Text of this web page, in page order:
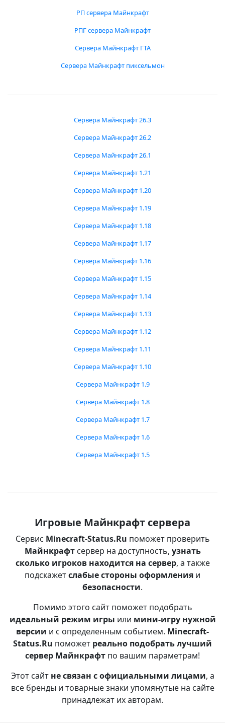
РП сервера Майнкрафт
РПГ сервера Майнкрафт
Сервера Майнкрафт ГТА
Сервера Майнкрафт пиксельмон
Сервера Майнкрафт 26.3
Сервера Майнкрафт 26.2
Сервера Майнкрафт 26.1
Сервера Майнкрафт 1.21
Сервера Майнкрафт 1.20
Сервера Майнкрафт 1.19
Сервера Майнкрафт 1.18
Сервера Майнкрафт 1.17
Сервера Майнкрафт 1.16
Сервера Майнкрафт 1.15
Сервера Майнкрафт 1.14
Сервера Майнкрафт 1.13
Сервера Майнкрафт 1.12
Сервера Майнкрафт 1.11
Сервера Майнкрафт 1.10
Сервера Майнкрафт 1.9
Сервера Майнкрафт 1.8
Сервера Майнкрафт 1.7
Сервера Майнкрафт 1.6
Сервера Майнкрафт 1.5
Игровые Майнкрафт сервера
Сервис Minecraft-Status.Ru поможет проверить
Майнкрафтсервер на доступность, узнать
сколько игроков находится на сервер, а также
подскажетслабые стороны оформления и
безопасности.
Помимо этого сайт поможет подобрать
идеальный режим игры или мини-игру нужной
версии и с определенным событием. Minecraft-
Status.Ru поможет реально подобрать лучший
сервер Майнкрафт по вашим параметрам!
Этот сайт не связан с официальными лицами, а
все бренды и товарные знаки упомянутые на сайте
принадлежат их авторам.